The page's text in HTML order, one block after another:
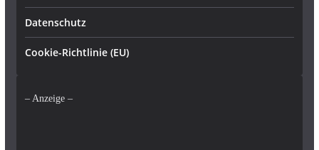
Datenschutz
Cookie-Richtlinie (EU)
– Anzeige –